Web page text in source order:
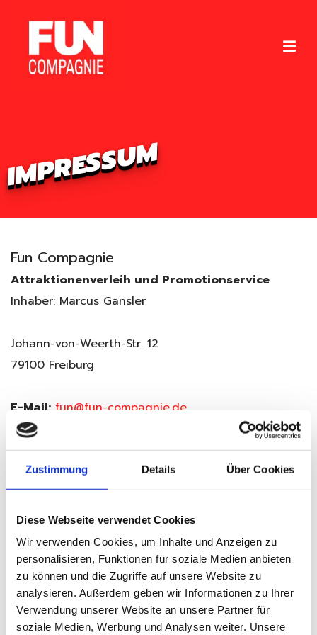
Zustimmung Details Über Cookies
Diese Webseite verwendet Cookies
Wir verwenden Cookies, um Inhalte und Anzeigen zu
personalisieren, Funktionen für soziale Medien anbieten
zu können und die Zugriffe auf unsere Website zu
analysieren. Außerdem geben wir Informationen zu Ihrer
Verwendung unserer Website an unsere Partner für
soziale Medien, Werbung und Analysen weiter. Unsere
IMPRESSUM
Fun Compagnie
Attraktionenverleih und Promotionservice
Inhaber: Marcus Gänsler
Johann-von-Weerth-Str. 12
79100 Freiburg
E-Mail: fun@fun-compagnie.de
Tel.:
Mobil: 0175 56 45 888
USt-ID Nr.:DE 240858593
Inhaltlich Verantwortlicher nach § 55 II RStV:
Marcus Gänsler (Anschrift s.o.)
Fun Compagnie beteiligt sich nicht an einem
Streitbeilegungsverfahren vor einer
Verbraucherschlichtungsstelle.